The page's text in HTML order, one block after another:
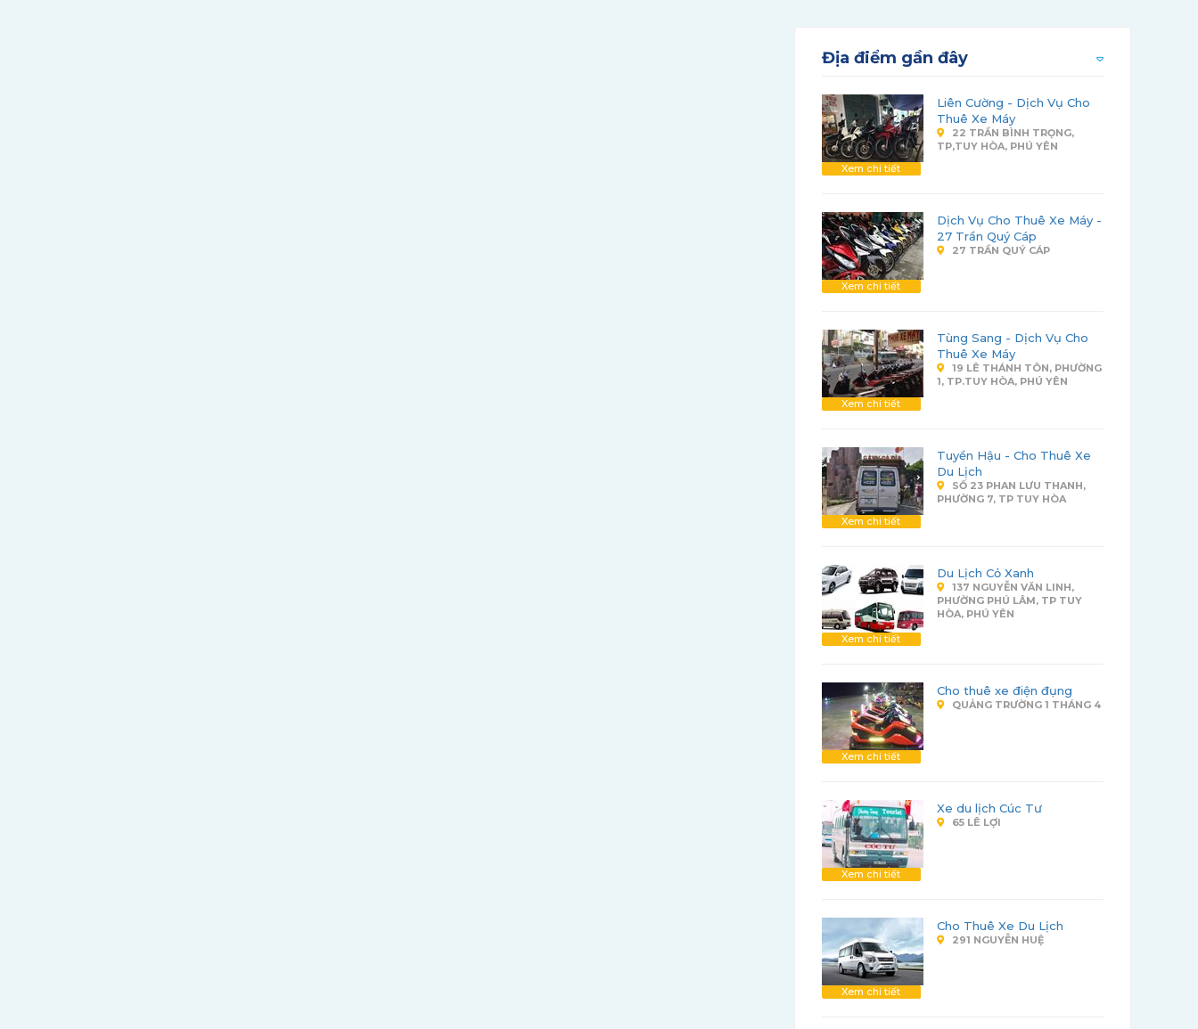
Địa điểm gần đây
Xem chi tiết
Liên Cường - Dịch Vụ Cho
Thuê Xe Máy
22 TRẦN BÌNH TRỌNG,
TP,TUY HÒA, PHÚ YÊN
Xem chi tiết
Dịch Vụ Cho Thuê Xe Máy -
27 Trần Quý Cáp
27 TRẦN QUÝ CÁP
Xem chi tiết
Tùng Sang - Dịch Vụ Cho
Thuê Xe Máy
19 LÊ THÁNH TÔN, PHƯỜNG
1, TP.TUY HÒA, PHÚ YÊN
Xem chi tiết
Tuyền Hậu - Cho Thuê Xe
Du Lịch
SỐ 23 PHAN LƯU THANH,
PHƯỜNG 7, TP TUY HÒA
Xem chi tiết
Du Lịch Cỏ Xanh
137 NGUYỄN VĂN LINH,
PHƯỜNG PHÚ LÂM, TP TUY
HÒA, PHÚ YÊN
Xem chi tiết
Cho thuê xe điện đụng
QUẢNG TRƯỜNG 1 THÁNG 4
Xem chi tiết
Xe du lịch Cúc Tư
65 LÊ LỢI
Xem chi tiết
Cho Thuê Xe Du Lịch
291 NGUYỄN HUỆ